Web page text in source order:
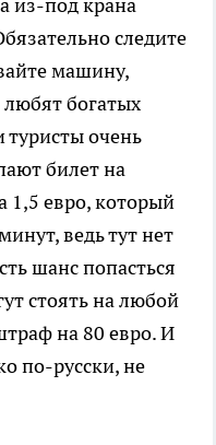
из-под крана
следите
машину,
богатых
туристы очень
билет на
1,5 евро, который
ведь тут нет
шанс попасться
стоять на любой
на 80 евро. И
по-русски, не